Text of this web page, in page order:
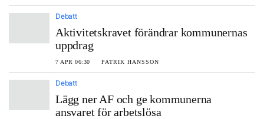
Debatt
Aktivitetskravet förändrar kommunernas
uppdrag
7 APR 06:30 PATRIK HANSSON
Debatt
Lägg ner AF och ge kommunerna
ansvaret för arbetslösa